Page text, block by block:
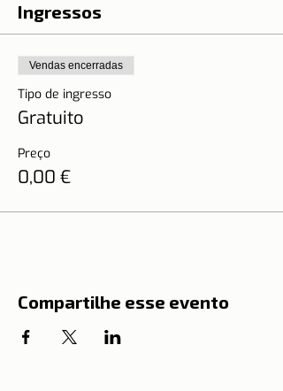
Ingressos
Vendas encerradas
Tipo de ingresso
Gratuito
Preço
0,00 €
Compartilhe esse evento